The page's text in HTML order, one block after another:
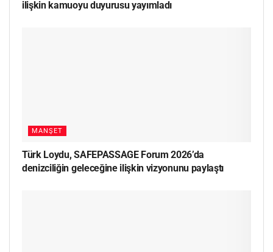
ilişkin kamuoyu duyurusu yayımladı
MANŞET
Türk Loydu, SAFEPASSAGE Forum 2026’da
denizciliğin geleceğine ilişkin vizyonunu paylaştı